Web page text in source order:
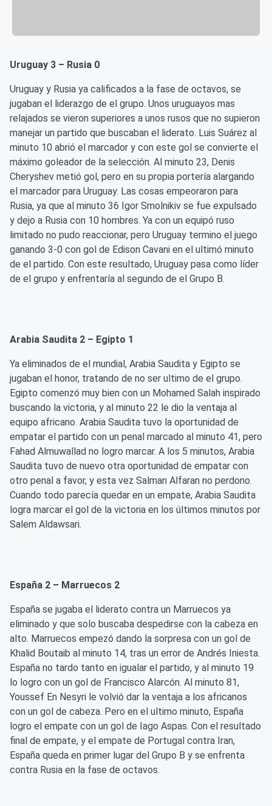
Uruguay 3 – Rusia 0
Uruguay y Rusia ya calificados a la fase de octavos, se
jugaban el liderazgo de el grupo. Unos uruguayos mas
relajados se vieron superiores a unos rusos que no supieron
manejar un partido que buscaban el liderato. Luis Suárez al
minuto 10 abrió el marcador y con este gol se convierte el
máximo goleador de la selección. Al minuto 23, Denis
Cheryshev metió gol, pero en su propia portería alargando
el marcador para Uruguay. Las cosas empeoraron para
Rusia, ya que al minuto 36 Igor Smolnikiv se fue expulsado
y dejo a Rusia con 10 hombres. Ya con un equipó ruso
limitado no pudo reaccionar, pero Uruguay termino el juego
ganando 3-0 con gol de Edison Cavani en el ultimó minuto
de el partido. Con este resultado, Uruguay pasa como líder
de el grupo y enfrentaría al segundo de el Grupo B.
Arabia Saudita 2 – Egipto 1
Ya eliminados de el mundial, Arabia Saudita y Egipto se
jugaban el honor, tratando de no ser ultimo de el grupo.
Egipto comenzó muy bien con un Mohamed Salah inspirado
buscando la victoria, y al minuto 22 le dio la ventaja al
equipo africano. Arabia Saudita tuvo la oportunidad de
empatar el partido con un penal marcado al minuto 41, pero
Fahad Almuwallad no logro marcar. A los 5 minutos, Arabia
Saudita tuvo de nuevo otra oportunidad de empatar con
otro penal a favor, y esta vez Salman Alfaran no perdono.
Cuando todo parecía quedar en un empate, Arabia Saudita
logra marcar el gol de la victoria en los últimos minutos por
Salem Aldawsari.
España 2 – Marruecos 2
España se jugaba el liderato contra un Marruecos ya
eliminado y que solo buscaba despedirse con la cabeza en
alto. Marruecos empezó dando la sorpresa con un gol de
Khalid Boutaib al minuto 14, tras un error de Andrés Iniesta.
España no tardo tanto en igualar el partido, y al minuto 19
lo logro con un gol de Francisco Alarcón. Al minuto 81,
Youssef En Nesyri le volvió dar la ventaja a los africanos
con un gol de cabeza. Pero en el ultimo minuto, España
logro el empate con un gol de Iago Aspas. Con el resultado
final de empate, y el empate de Portugal contra Iran,
España queda en primer lugar del Grupo B y se enfrenta
contra Rusia en la fase de octavos.